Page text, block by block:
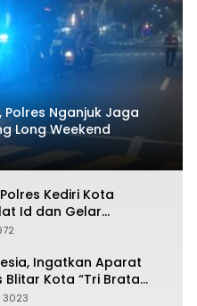
Polres Nganjuk Jaga
Long Weekend
Kediri Kota
Id dan Gelar
Ingatkan Aparat
Blitar Kota “Tri Brata
3023